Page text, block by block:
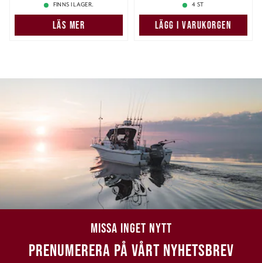
FINNS I LAGER.
LÄS MER
4 ST
LÄGG I VARUKORGEN
MISSA INGET NYTT
PRENUMERERA PÅ VÅRT NYHETSBREV